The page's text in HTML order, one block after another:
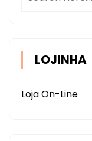
LOJINHA
Loja On-Line